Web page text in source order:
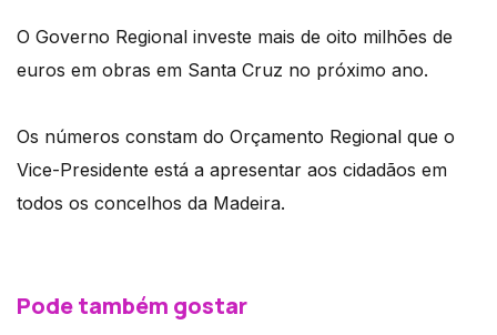
O Governo Regional investe mais de oito milhões de
euros em obras em Santa Cruz no próximo ano.
Os números constam do Orçamento Regional que o
Vice-Presidente está a apresentar aos cidadãos em
todos os concelhos da Madeira.
Pode também gostar